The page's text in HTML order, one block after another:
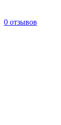
0 отзывов